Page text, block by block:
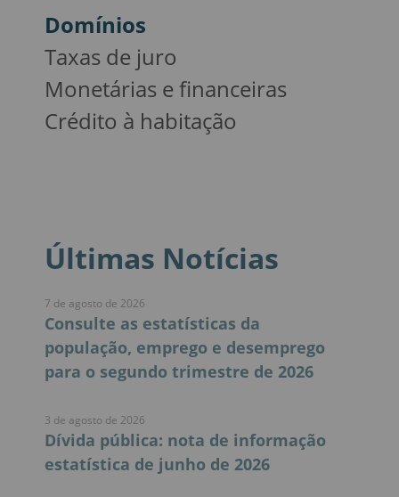
Domínios
Taxas de juro
Monetárias e financeiras
Crédito à habitação
Últimas Notícias
7 de agosto de 2026
Consulte as estatísticas da
população, emprego e desemprego
para o segundo trimestre de 2026
3 de agosto de 2026
Dívida pública: nota de informação
estatística de junho de 2026